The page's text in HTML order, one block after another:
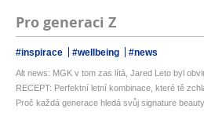
Pro generaci Z
#inspirace #wellbeing #news
Alt news: MGK v tom zas lítá, Jared Leto byl
RECEPT: Perfektní letní kombinace, které tě
Proč každá generace hledá svůj signature